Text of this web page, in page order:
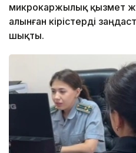
микрокаржылық қызмет
алынған кірістерді
шықты.